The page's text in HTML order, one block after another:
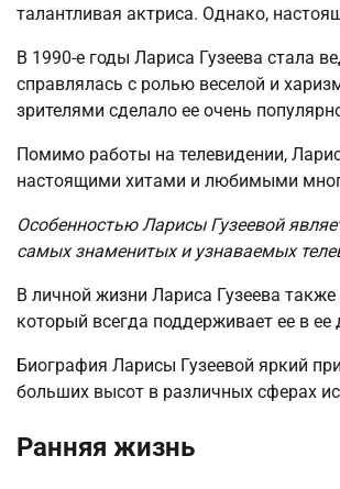
талантливая актриса. Однако,
В 1990-е годы Лариса Гузеева стала
справлялась с ролью веселой и
зрителями сделало ее очень
Помимо работы на телевидении,
настоящими хитами и любимыми
Особенностью Ларисы Гузеевой
самых знаменитых и узнаваемых
В личной жизни Лариса Гузеева
который всегда поддерживает ее в
Биография Ларисы Гузеевой яркий
больших высот в различных сферах
Ранняя жизнь